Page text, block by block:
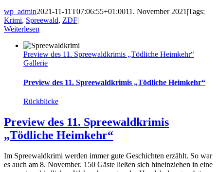
wp_admin2021-11-11T07:06:55+01:0011. November 2021|Tags:
Krimi, Spreewald, ZDF|
Weiterlesen
Preview des 11. Spreewaldkrimis „Tödliche Heimkehr“
Gallerie
Preview des 11. Spreewaldkrimis „Tödliche Heimkehr“
Rückblicke
Preview des 11. Spreewaldkrimis
„Tödliche Heimkehr“
Im Spreewaldkrimi werden immer gute Geschichten erzählt. So war
es auch am 8. November. 150 Gäste ließen sich hineinziehen in eine